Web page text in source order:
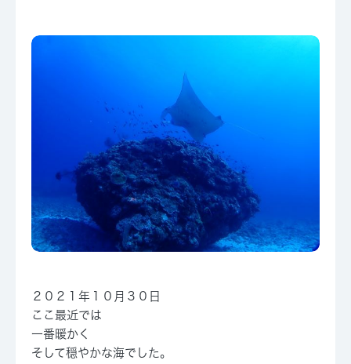
２０２１年１０月３０日
ここ最近では
一番暖かく
そして穏やかな海でした。